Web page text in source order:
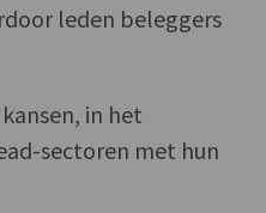
leden beleggers
in het
sectoren met hun